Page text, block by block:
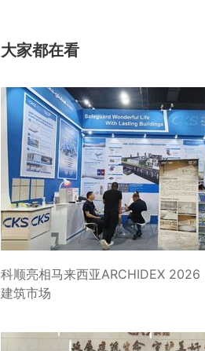
大家都在看
科顺亮相马来西亚ARCHIDEX 2026
建筑市场